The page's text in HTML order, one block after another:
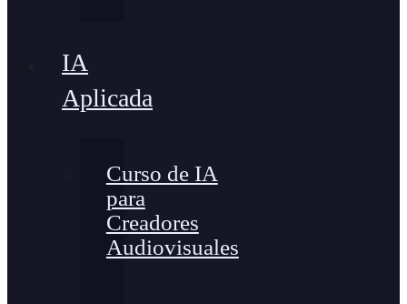
IA
Aplicada
Curso de IA
para
Creadores
Audiovisuales